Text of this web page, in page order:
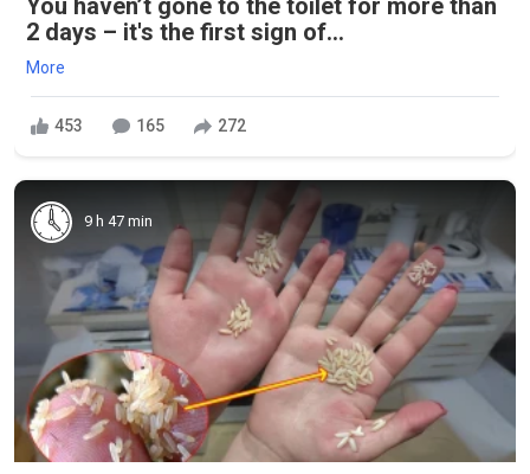
2 days – it's the first sign of...
More
453 165 272
9 h 47 min